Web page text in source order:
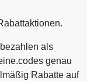
als
genau
Rabatte auf